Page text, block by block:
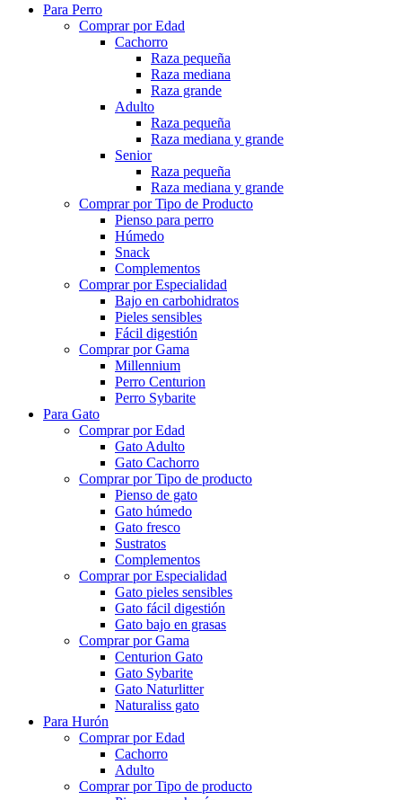
Para Perro
Comprar por Edad
Cachorro
Raza pequeña
Raza mediana
Raza grande
Adulto
Raza pequeña
Raza mediana y grande
Senior
Raza pequeña
Raza mediana y grande
Comprar por Tipo de Producto
Pienso para perro
Húmedo
Snack
Complementos
Comprar por Especialidad
Bajo en carbohidratos
Pieles sensibles
Fácil digestión
Comprar por Gama
Millennium
Perro Centurion
Perro Sybarite
Para Gato
Comprar por Edad
Gato Adulto
Gato Cachorro
Comprar por Tipo de producto
Pienso de gato
Gato húmedo
Gato fresco
Sustratos
Complementos
Comprar por Especialidad
Gato pieles sensibles
Gato fácil digestión
Gato bajo en grasas
Comprar por Gama
Centurion Gato
Gato Sybarite
Gato Naturlitter
Naturaliss gato
Para Hurón
Comprar por Edad
Cachorro
Adulto
Comprar por Tipo de producto